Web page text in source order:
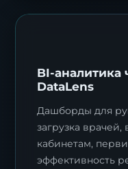
BI-аналитика
DataLens
Дашборды для
загрузка
кабинетам,
эффективность